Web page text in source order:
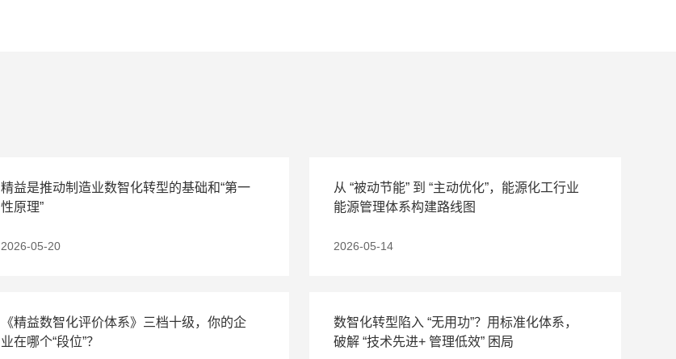
精益是推动制造业数智化转型的基础和“第一
性原理”
2026-05-20
从 “被动节能” 到 “主动优化”，能源化工行业
能源管理体系构建路线图
2026-05-14
《精益数智化评价体系》三档十级，你的企
业在哪个“段位”？
数智化转型陷入 “无用功”？用标准化体系，
破解 “技术先进+ 管理低效” 困局